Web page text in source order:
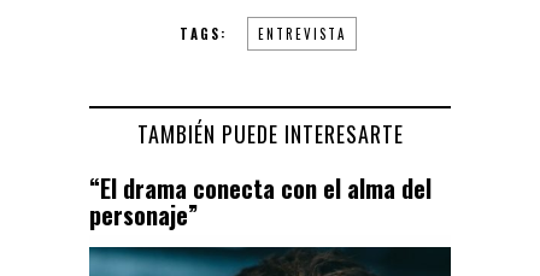
TAGS: ENTREVISTA
TAMBIÉN PUEDE INTERESARTE
“El drama conecta con el alma del
personaje”